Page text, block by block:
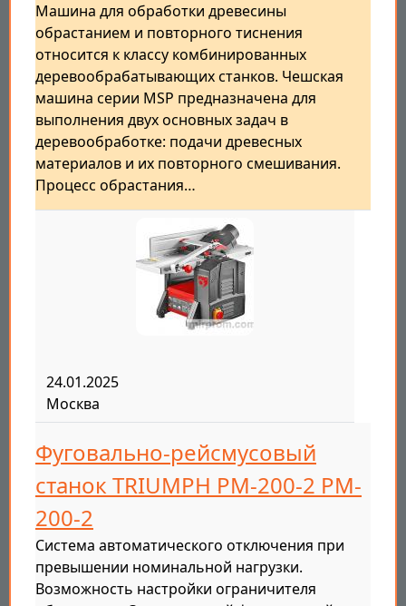
Машина для обработки древесины
обрастанием и повторного тиснения
относится к классу комбинированных
деревообрабатывающих станков. Чешская
машина серии MSP предназначена для
выполнения двух основных задач в
деревообработке: подачи древесных
материалов и их повторного смешивания.
Процесс обрастания…
24.01.2025
Москва
Фуговально-рейсмусовый
станок TRIUMPH PM-200-2 PM-
200-2
Система автоматического отключения при
превышении номинальной нагрузки.
Возможность настройки ограничителя